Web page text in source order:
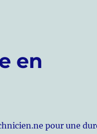
en
pour une